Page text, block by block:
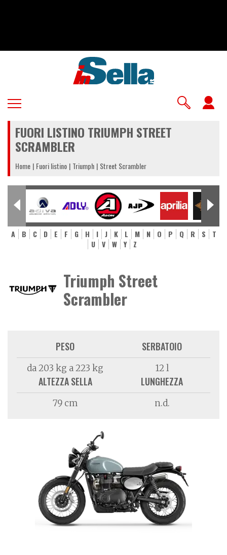
FUORI LISTINO TRIUMPH STREET
SCRAMBLER
Home Fuori listino Triumph Street Scrambler
A B C D E F G H I J K L M N O P Q R S
T
U
V W Y Z
Triumph Street
Scrambler
PESO
da 203 kg a 223 kg
SERBATOIO
12 l
ALTEZZA SELLA
79 cm
LUNGHEZZA
n.d.